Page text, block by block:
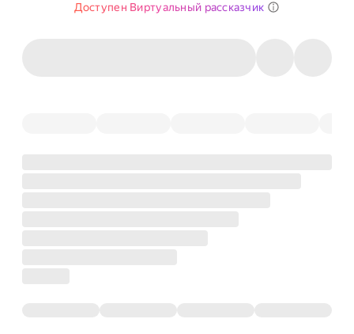
Доступен Виртуальный рассказчик